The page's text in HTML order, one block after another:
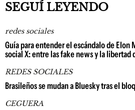
SEGUÍ LEYENDO
redes sociales
Guía para entender el escándalo de Elon
social X: entre las fake news y la libertad
REDES SOCIALES
Brasileños se mudan a Bluesky tras el
CEGUERA